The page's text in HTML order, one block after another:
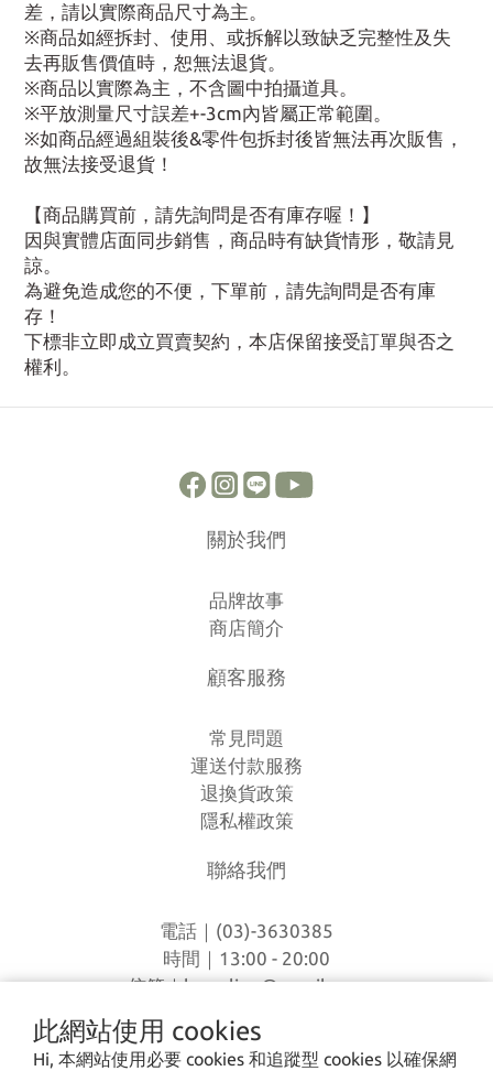
此網站使用 cookies
Hi, 本網站使用必要 cookies 和追蹤型 cookies 以確保網
差，請以實際商品尺寸為主。
※商品如經拆封、使用、或拆解以致缺乏完整性及失
去再販售價值時，恕無法退貨。
※商品以實際為主，不含圖中拍攝道具。
※平放測量尺寸誤差+-3cm內皆屬正常範圍。
※如商品經過組裝後&零件包拆封後皆無法再次販售，
故無法接受退貨！
【商品購買前，請先詢問是否有庫存喔！】
因與實體店面同步銷售，商品時有缺貨情形，敬請見
諒。
為避免造成您的不便，下單前，請先詢問是否有庫
存！
下標非立即成立買賣契約，本店保留接受訂單與否之
權利。
關於我們
品牌故事
商店簡介
顧客服務
常見問題
運送付款服務
退換貨政策
隱私權政策
聯絡我們
電話｜(03)-3630385
時間｜13:00 - 20:00
信箱｜loverlien@gmail.com
地址｜桃園市八德區和平路1168巷7號